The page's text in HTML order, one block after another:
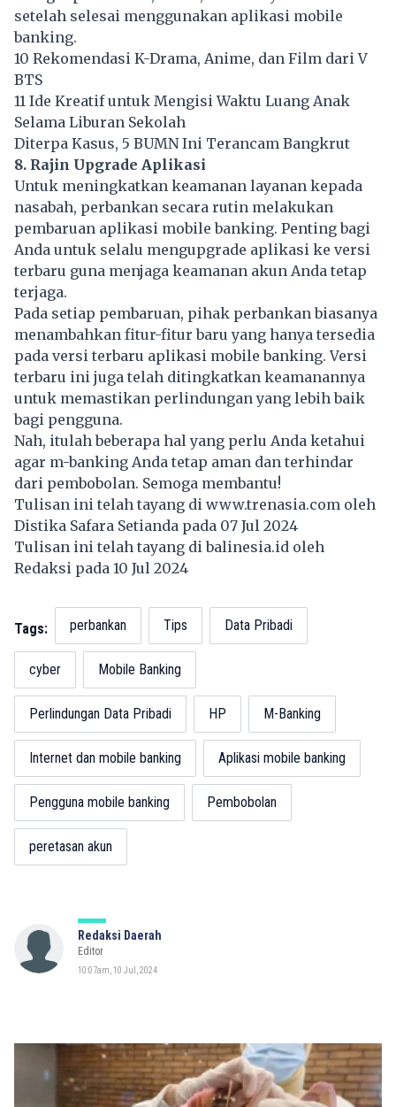
setelah selesai menggunakan aplikasi mobile
banking.
10 Rekomendasi K-Drama, Anime, dan Film dari V
BTS
11 Ide Kreatif untuk Mengisi Waktu Luang Anak
Selama Liburan Sekolah
Diterpa Kasus, 5 BUMN Ini Terancam Bangkrut
8. Rajin Upgrade Aplikasi
Untuk meningkatkan keamanan layanan kepada
nasabah, perbankan secara rutin melakukan
pembaruan aplikasi mobile banking. Penting bagi
Anda untuk selalu mengupgrade aplikasi ke versi
terbaru guna menjaga keamanan akun Anda tetap
terjaga.
Pada setiap pembaruan, pihak perbankan biasanya
menambahkan fitur-fitur baru yang hanya tersedia
pada versi terbaru aplikasi mobile banking. Versi
terbaru ini juga telah ditingkatkan keamanannya
untuk memastikan perlindungan yang lebih baik
bagi pengguna.
Nah, itulah beberapa hal yang perlu Anda ketahui
agar m-banking Anda tetap aman dan terhindar
dari pembobolan. Semoga membantu!
Tulisan ini telah tayang di www.trenasia.com oleh
Distika Safara Setianda pada 07 Jul 2024
Tulisan ini telah tayang dibalinesia.id oleh
Redaksi pada 10 Jul 2024
Tags: perbankan Tips Data Pribadi
cyber Mobile Banking
Perlindungan Data Pribadi HP M-Banking
Internet dan mobile banking Aplikasi mobile banking
Pengguna mobile banking Pembobolan
peretasan akun
Redaksi Daerah
Editor
10:07am, 10 Jul, 2024